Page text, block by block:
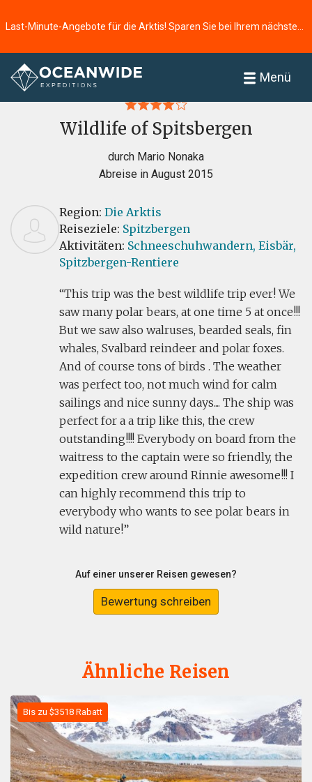
Menü
Startseite
Wildlife of Spitsbergen
durch Mario Nonaka
Abreise in August 2015
Region: Die Arktis
Reiseziele: Spitzbergen
Aktivitäten: Schneeschuhwandern, Eisbär,
Spitzbergen-Rentiere
This trip was the best wildlife trip ever! We
saw many polar bears, at one time 5 at once!!!
But we saw also walruses, bearded seals, fin
whales, Svalbard reindeer and polar foxes.
And of course tons of birds . The weather
was perfect too, not much wind for calm
sailings and nice sunny days.... The ship was
perfect for a a trip like this, the crew
outstanding!!!! Everybody on board from the
waitress to the captain were so friendly, the
expedition crew around Rinnie awesome!!! I
can highly recommend this trip to
everybody who wants to see polar bears in
wild nature!
Auf einer unserer Reisen gewesen?
Bewertung schreiben
Ähnliche Reisen
Bis zu $3518 Rabatt